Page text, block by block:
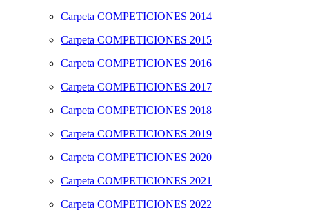
Carpeta COMPETICIONES 2014
Carpeta COMPETICIONES 2015
Carpeta COMPETICIONES 2016
Carpeta COMPETICIONES 2017
Carpeta COMPETICIONES 2018
Carpeta COMPETICIONES 2019
Carpeta COMPETICIONES 2020
Carpeta COMPETICIONES 2021
Carpeta COMPETICIONES 2022